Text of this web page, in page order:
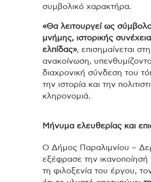
συμβολικό χαρακτήρα.
«Θα λειτουργεί ως
μνήμης, ιστορικής
ελπίδας», επισημαίνεται
ανακοίνωση,
διαχρονική σύνδεση του
την ιστορία και την
κληρονομιά.
Μήνυμα ελευθερίας και
Ο Δήμος Παραλιμνίου –
εξέφρασε την ικανοποίησή
τη φιλοξενία του έργου,